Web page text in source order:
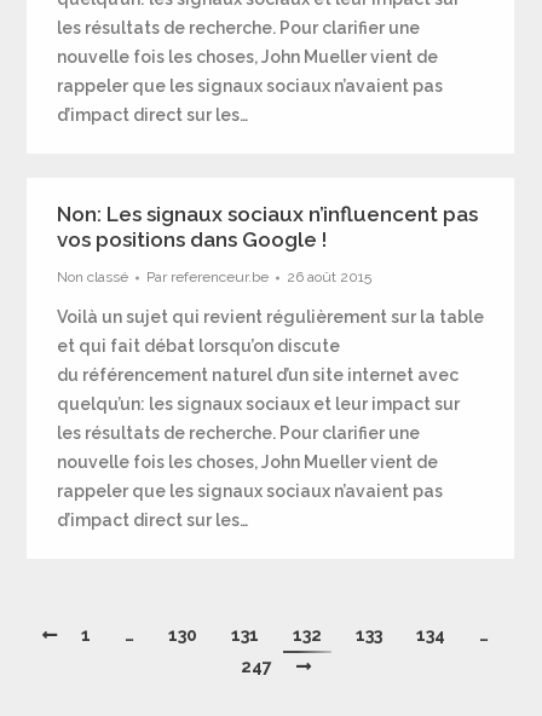
les résultats de recherche. Pour clarifier une
nouvelle fois les choses, John Mueller vient de
rappeler que les signaux sociaux n’avaient pas
d’impact direct sur les…
Non: Les signaux sociaux n’influencent pas
vos positions dans Google !
Non classé Par referenceur.be 26 août 2015
Voilà un sujet qui revient régulièrement sur la table
et qui fait débat lorsqu’on discute
du référencement naturel d’un site internet avec
quelqu’un: les signaux sociaux et leur impact sur
les résultats de recherche. Pour clarifier une
nouvelle fois les choses, John Mueller vient de
rappeler que les signaux sociaux n’avaient pas
d’impact direct sur les…
1 … 130 131 132 133 134
…
247